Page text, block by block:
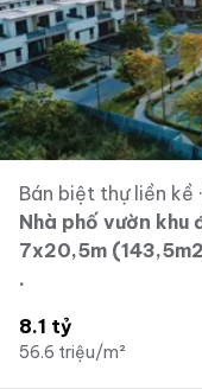
Bán biệt thự liền kề ·
Nhà phố vườn khu
7x20,5m
.
8.1 tỷ
56.6 triệu/m²